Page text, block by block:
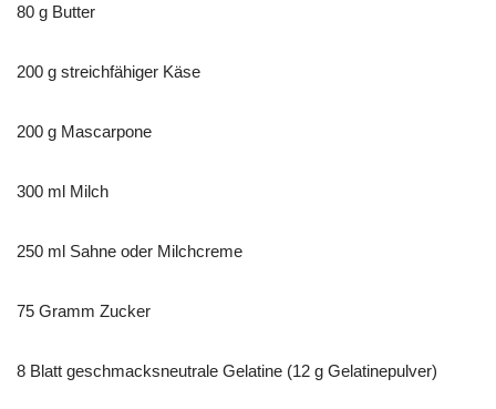
80 g Butter
200 g streichfähiger Käse
200 g Mascarpone
300 ml Milch
250 ml Sahne oder Milchcreme
75 Gramm Zucker
8 Blatt geschmacksneutrale Gelatine (12 g Gelatinepulver)